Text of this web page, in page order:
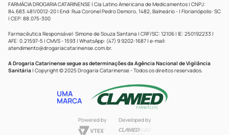
FARMÁCIA DROGARIA CATARINENSE | Cia Latino Americana de Medicamentos | CNPJ:
84.683.481/0012-20 | End: Rua Coronel Pedro Demoro, 1482, Balneário - | Florianópolis- SC
| CEP: 88.075-300
Farmacêutica Responsável: Simone de Souza Santana | CRF/SC: 12106 | IE: 250192233 |
AFE: 0.21597-5 | CMVS - 1593 | WhatsApp: (47) 9 9202-1687 | e-mail:
atendimento@drogariacatarinense.com.br.
A Drogaria Catarinense segue as determinações da Agência Nacional de Vigilância
Sanitária | Copyright © 2025 Drogaria Catarinense - Todos os direitos reservados.
UMA
MARCA
Powered by Developed by